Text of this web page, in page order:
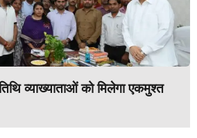
व्याख्याताओं को मिलेगा एकमुश्त